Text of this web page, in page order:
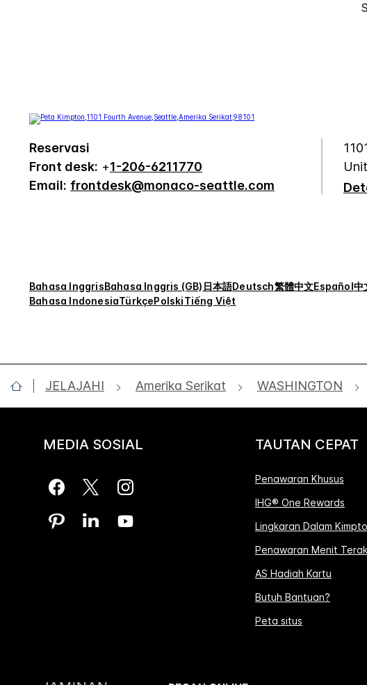
Reservasi
Front desk: +1-206-6211770
Email: frontdesk@monaco-seattle.com
Bahasa InggrisBahasa Inggris (GB) 日本語Deutsch繁體中文Español中
Bahasa IndonesiaTürkçePolskiTiếng Việt
JELAJAHI Amerika Serikat WASHINGTON
MEDIA SOSIAL TAUTAN CEPAT
Penawaran Khusus
IHG® One Rewards
Lingkaran Dalam
Penawaran Menit
AS Hadiah Kartu
Butuh Bantuan?
Peta situs